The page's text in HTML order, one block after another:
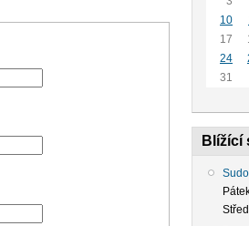
10
17
24
31
Blížící